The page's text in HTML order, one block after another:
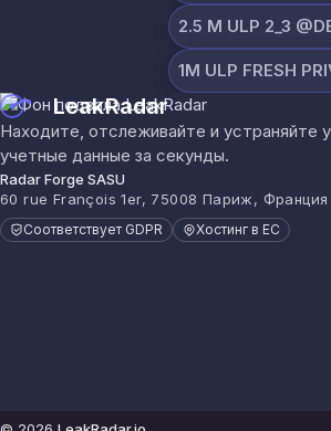
2.5 M ULP 2_3
1M ULP FRESH
LeakRadar
Находите, отслеживайте и устраняйте
учетные данные за секунды.
Radar Forge SASU
60 rue François 1er, 75008 Париж, Франция
Соответствует GDPR Хостинг в ЕС